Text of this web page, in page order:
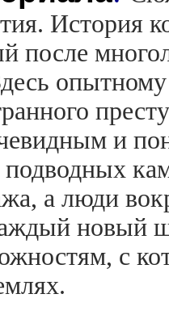
История
после
опытному
и
а люди
новый
с